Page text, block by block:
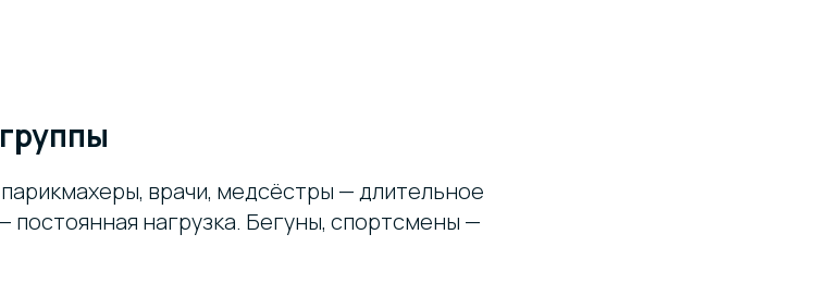
врачи, медсёстры — длительное
постоянная нагрузка. Бегуны, спортсмены —